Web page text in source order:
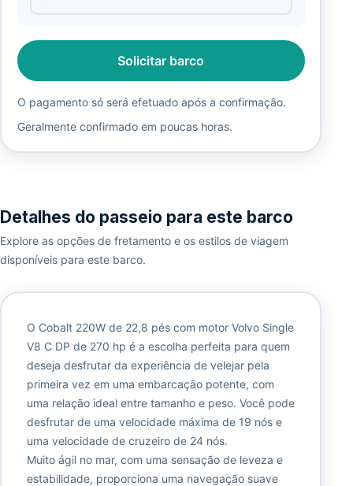
Solicitar barco
O pagamento só será efetuado após a confirmação.
Geralmente confirmado em poucas horas.
Detalhes do passeio para este barco
Explore as opções de fretamento e os estilos de viagem
disponíveis para este barco.
O Cobalt 220W de 22,8 pés com motor Volvo Single
V8 C DP de 270 hp é a escolha perfeita para quem
deseja desfrutar da experiência de velejar pela
primeira vez em uma embarcação potente, com
uma relação ideal entre tamanho e peso. Você pode
desfrutar de uma velocidade máxima de 19 nós e
uma velocidade de cruzeiro de 24 nós.
Muito ágil no mar, com uma sensação de leveza e
estabilidade, proporciona uma navegação suave